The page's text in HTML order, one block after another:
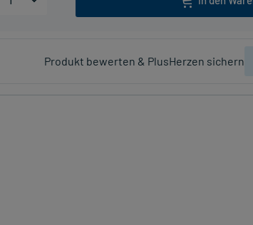
Produkt bewerten & PlusHerzen sichern